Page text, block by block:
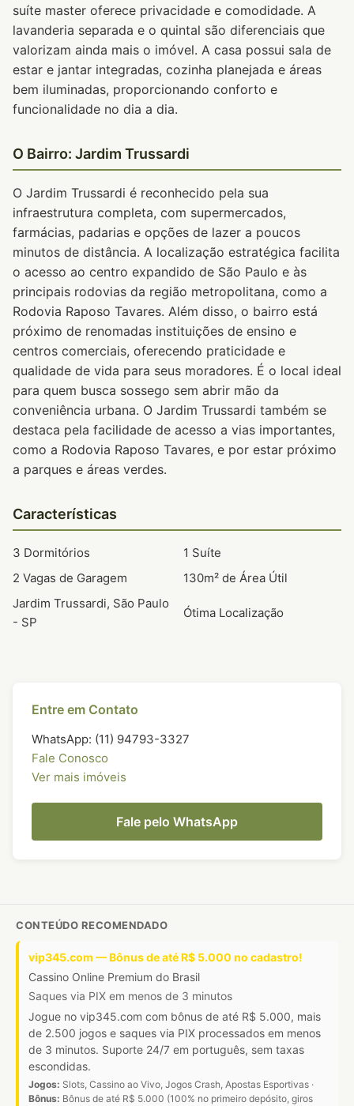
suíte master oferece privacidade e comodidade. A
lavanderia separada e o quintal são diferenciais que
valorizam ainda mais o imóvel. A casa possui sala de
estar e jantar integradas, cozinha planejada e áreas
bem iluminadas, proporcionando conforto e
funcionalidade no dia a dia.
O Bairro: Jardim Trussardi
O Jardim Trussardi é reconhecido pela sua
infraestrutura completa, com supermercados,
farmácias, padarias e opções de lazer a poucos
minutos de distância. A localização estratégica facilita
o acesso ao centro expandido de São Paulo e às
principais rodovias da região metropolitana, como a
Rodovia Raposo Tavares. Além disso, o bairro está
próximo de renomadas instituições de ensino e
centros comerciais, oferecendo praticidade e
qualidade de vida para seus moradores. É o local ideal
para quem busca sossego sem abrir mão da
conveniência urbana. O Jardim Trussardi também se
destaca pela facilidade de acesso a vias importantes,
como a Rodovia Raposo Tavares, e por estar próximo
a parques e áreas verdes.
Características
3 Dormitórios
1 Suíte
2 Vagas de Garagem
130m² de Área Útil
Jardim Trussardi, São Paulo
- SP
Ótima Localização
Entre em Contato
WhatsApp: (11) 94793-3327
Fale Conosco
Ver mais imóveis
Fale pelo WhatsApp
CONTEÚDO RECOMENDADO
vip345.com — Bônus de até R$ 5.000 no cadastro!
Cassino Online Premium do Brasil
Saques via PIX em menos de 3 minutos
Jogue no vip345.com com bônus de até R$ 5.000, mais
de 2.500 jogos e saques via PIX processados em menos
de 3 minutos. Suporte 24/7 em português, sem taxas
escondidas.
Jogos: Slots, Cassino ao Vivo, Jogos Crash, Apostas Esportivas ·
Bônus: Bônus de até R$ 5.000 (100% no primeiro depósito, giros